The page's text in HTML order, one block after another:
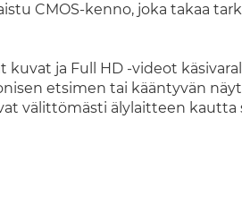
CMOS-kenno, joka takaa
kuvat ja Full HD -videot
etsimen tai kääntyvän
välittömästi älylaitteen kautta